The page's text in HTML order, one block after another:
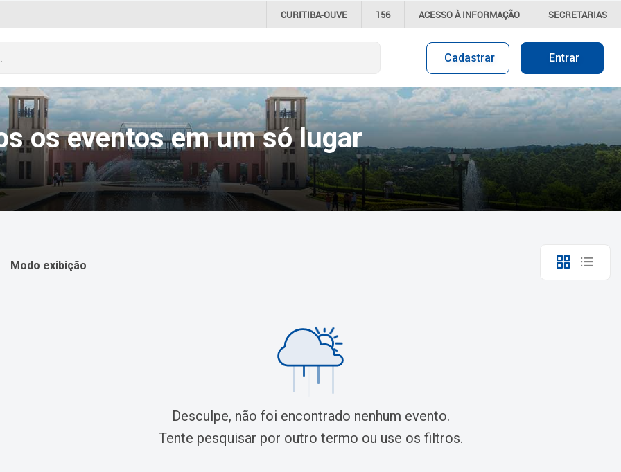
CURITIBA-OUVE 156 ACESSO ÀINFORMAÇÃO SECRETARIAS
Cadastrar Entrar
os eventos em um só lugar
Modo exibição
Desculpe, não foi encontrado nenhum evento.
Tente pesquisar por outro termo ou use os filtros.